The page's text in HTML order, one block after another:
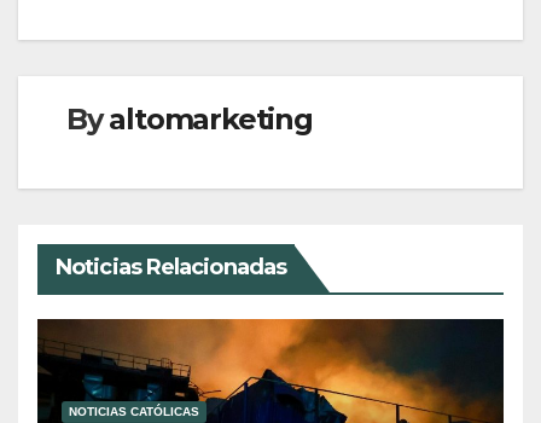
Byaltomarketing
Noticias Relacionadas
NOTICIAS CATÓLICAS